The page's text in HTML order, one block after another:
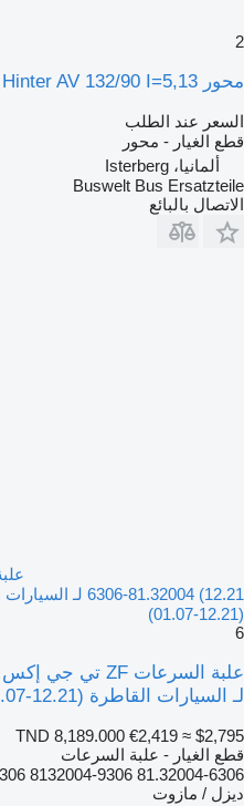
2
محور ZF MAN Hinter AV 132/90 I=5,13 لـ الباصات MAN
السعر عند الطلب
قطع الغيار - محور
ألمانيا، Isterberg
Buswelt Bus Ersatzteile
الاتصال بالبائع
(01.07-12.21)
6
لـ السيارات القاطرة MAN TGL 2006 TGX (01.07-12.21)
TND 8,189.000 €2,419 ≈ $2,795
قطع الغيار - علبة السرعات
81.32004-6306 8132004-9306 81320046306 81320049306
ديزل / مازوت